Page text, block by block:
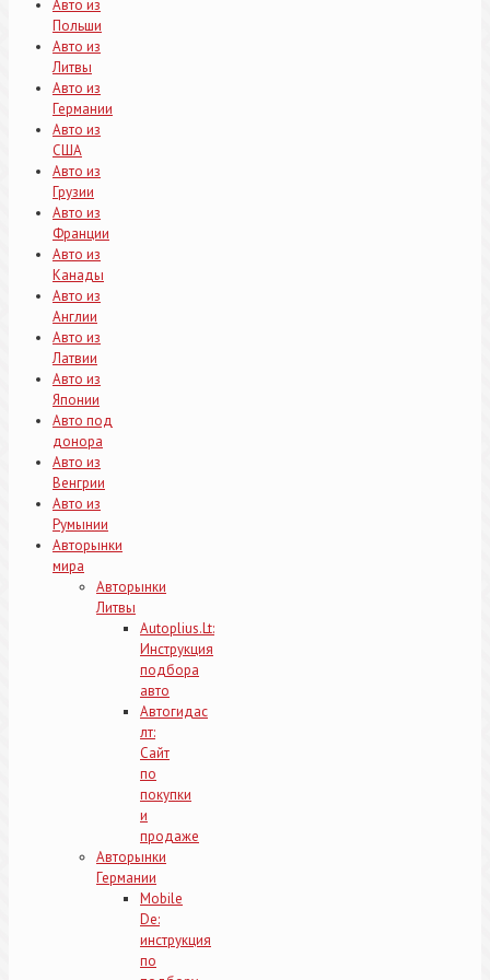
Авто из
Польши
Авто из
Литвы
Авто из
Германии
Авто из
США
Авто из
Грузии
Авто из
Франции
Авто из
Канады
Авто из
Англии
Авто из
Латвии
Авто из
Японии
Авто под
донора
Авто из
Венгрии
Авто из
Румынии
Авторынки
мира
Авторынки
Литвы
Autoplius.Lt:
Инструкция
подбора
авто
Автогидас
лт:
Сайт
по
покупки
и
продаже
Авторынки
Германии
Mobile
De:
инструкция
по